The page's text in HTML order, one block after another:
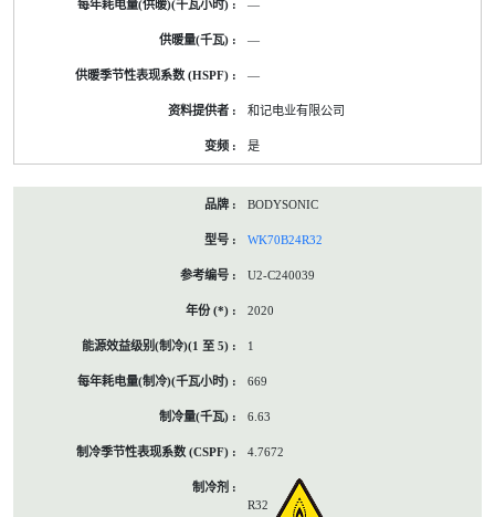
—
—
—
和记电业有限公司
是
BODYSONIC
WK70B24R32
U2-C240039
2020
1
669
6.63
4.7672
R32